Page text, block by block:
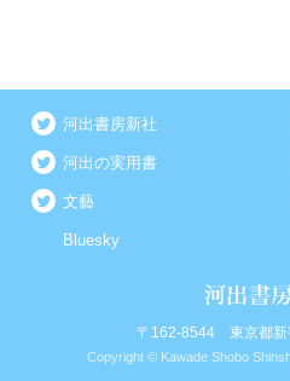
河出書房新社
河出の実用書
文藝
Bluesky
〒162-8544 東京都新
Copyright © Kawade Shobo